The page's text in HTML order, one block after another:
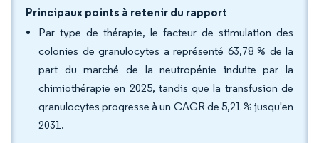
Principaux points à retenir du rapport
Par type de thérapie, le facteur de stimulation des
colonies de granulocytes a représenté 63,78 % de la
part du marché de la neutropénie induite par la
chimiothérapie en 2025, tandis que la transfusion de
granulocytes progresse à un CAGR de 5,21 % jusqu'en
2031.